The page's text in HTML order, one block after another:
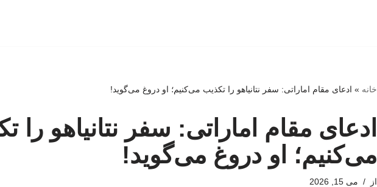
خانه » ادعای مقام اماراتی: سفر نتانیاهو را تکذیب می‌کنیم؛ او دروغ می‌گوید!
ادعای مقام اماراتی: سفر نتانیاهو را
می‌کنیم؛ او دروغ می‌گوید!
از می 15, 2026